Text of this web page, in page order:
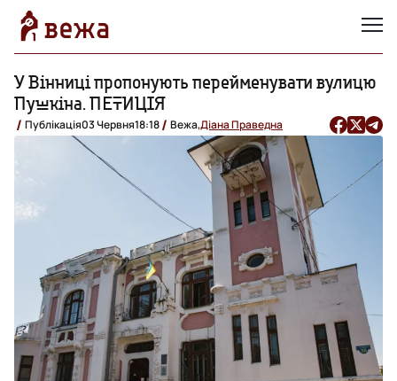
У Вінниці пропонують перейменувати вулицю
Пушкіна. ПЕТИЦІЯ
Публікація03 Червня18:18 Вежа,Діана Праведна